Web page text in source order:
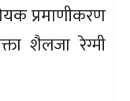
प्रमाणीकरण
शैलजा रेग्मी